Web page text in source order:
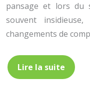
pansage et lors du
souvent
changements de
Lire la suite